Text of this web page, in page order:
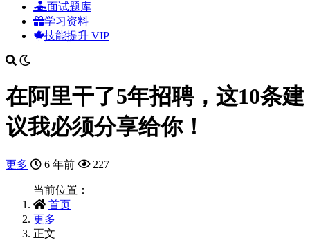
面试题库
学习资料
技能提升 VIP
在阿里干了5年招聘，这10条建
议我必须分享给你！
更多 6 年前 227
当前位置：
首页
更多
正文